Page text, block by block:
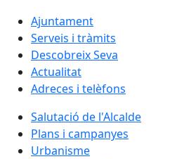
Ajuntament
Serveis i tràmits
Descobreix Seva
Actualitat
Adreces i telèfons
Salutació de l'Alcalde
Plans i campanyes
Urbanisme